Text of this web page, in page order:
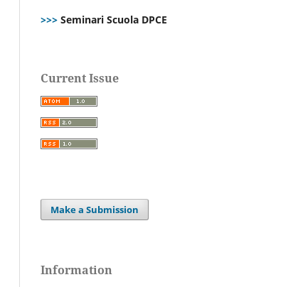
>>> Seminari Scuola DPCE
Current Issue
Make a Submission
Information